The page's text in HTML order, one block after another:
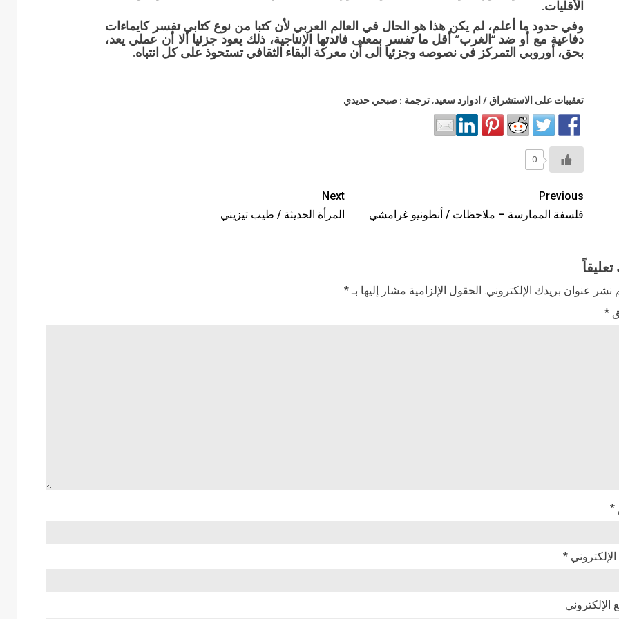
الأقليات.
وفي حدود ما أعلم، لم يكن هذا هو الحال في العالم العربي لأن كتبا من نوع كتابي تفسر كايماءات
دفاعية مع أو ضد “الغرب” أقل ما تفسر بمعنى فائدتها الإنتاجية، ذلك يعود جزئيا ألا أن عملي يعد،
بحق، أوروبي التمركز في نصوصه وجزئيا الى أن معركة البقاء الثقافي تستحوذ على كل انتباه.
تعقيبات على الاستشراق / ادوارد سعيد, ترجمة : صبحي حديدي
0
Previous
فلسفة الممارسة – ملاحظات / أنطونيو غرامشي
Next
المرأة الحديثة / طيب تيزيني
تعليقاً
نشر عنوان بريدك الإلكتروني. الحقول الإلزامية مشار إليها بـ*
*
*
الإلكتروني *
الإلكتروني